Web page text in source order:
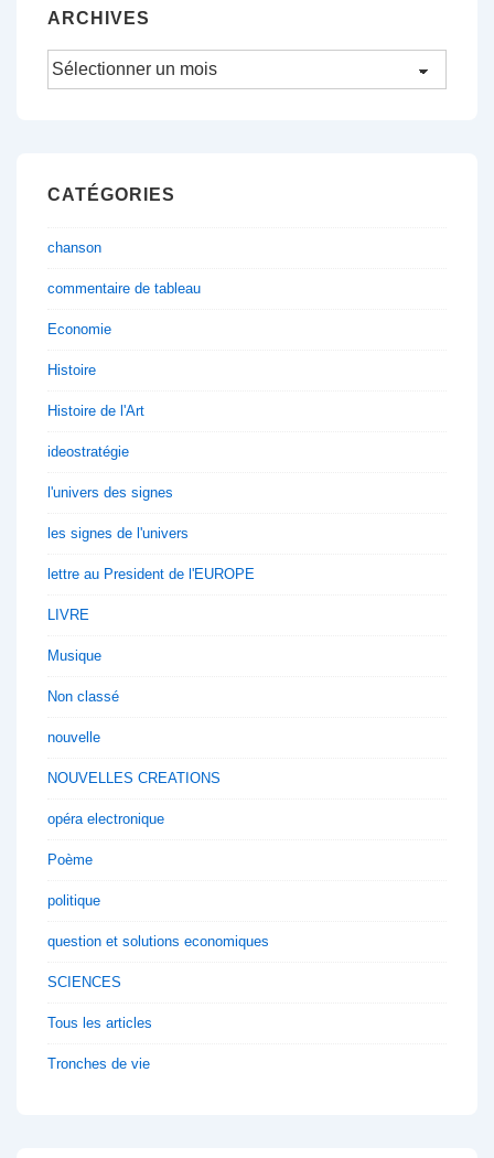
ARCHIVES
Archives
CATÉGORIES
chanson
commentaire de tableau
Economie
Histoire
Histoire de l'Art
ideostratégie
l'univers des signes
les signes de l'univers
lettre au President de l'EUROPE
LIVRE
Musique
Non classé
nouvelle
NOUVELLES CREATIONS
opéra electronique
Poème
politique
question et solutions economiques
SCIENCES
Tous les articles
Tronches de vie